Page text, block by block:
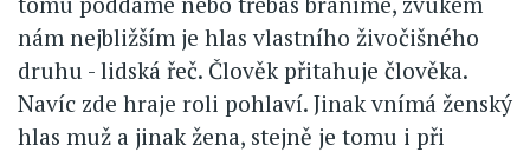
nám nejbližším je hlas vlastního živočišného
druhu - lidská řeč. Člověk přitahuje člověka.
Navíc zde hraje roli pohlaví. Jinak vnímá ženský
hlas muž a jinak žena, stejně je tomu i při